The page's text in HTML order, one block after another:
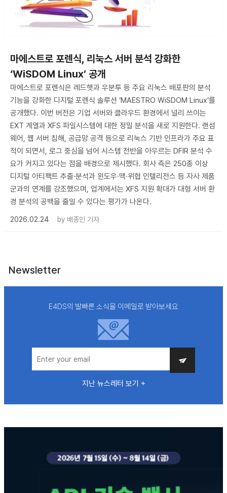
마에스트로 포렌식, 리눅스 서버 분석 강화한
‘WiSDOM Linux’ 공개
마에스트로 포렌식은 레드햇과 우분투 등 주요 리눅스 배포판의 분석
기능을 강화한 디지털 포렌식 솔루션 ‘MAESTRO WiSDOM Linux’를
공개했다. 이번 버전은 기업 서버와 클라우드 환경에서 널리 쓰이는
EXT 계열과 XFS 파일시스템에 대한 정밀 분석을 새로 지원한다. 랜섬
웨어, 웹 서버 침해, 공급망 공격 등으로 리눅스 기반 인프라가 주요 표
적이 되면서, 로그 중심을 넘어 시스템 전반을 아우르는 DFIR 분석 수
요가 커지고 있다는 점을 배경으로 제시했다. 회사 측은 250종 이상
디지털 아티팩트 추출·분석과 윈도우·맥·위협 인텔리전스 등 자사 제품
군과의 연계를 강조했으며, 업계에서는 XFS 지원 확대가 대형 서버 환
경 분석의 공백을 줄일 수 있다는 평가가 나온다.
2026.02.24
by 배종인 기자
Newsletter
E4DS의 발빠른 소식을 이메일로 받아보세요
지난 뉴스레터 보기 +